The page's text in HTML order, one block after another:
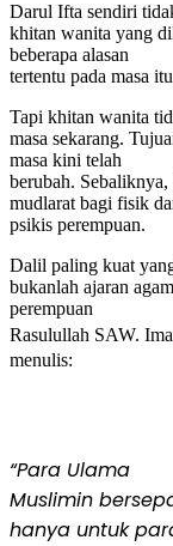
Darul Ifta sendiri
khitan wanita yang
beberapa alasan
tertentu pada masa
Tapi khitan wanita
masa sekarang.
masa kini telah
berubah.
mudlarat bagi fisik
psikis perempuan.
Dalil paling kuat
bukanlah ajaran
perempuan
Rasulullah SAW.
menulis:
“Para Ulama
Muslimin
hanya untuk